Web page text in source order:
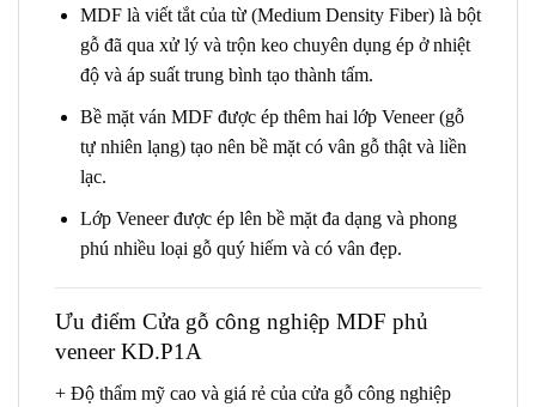
MDFlà viết tắt của từ (Medium Density Fiber) là bột
gỗ đã qua xử lý và trộn keo chuyên dụng ép ở nhiệt
độ và áp suất trung bình tạo thành tấm.
Bề mặt ván MDF được ép thêm hai lớp Veneer (gỗ
tự nhiên lạng) tạo nên bề mặt có vân gỗ thật và liền
lạc.
Lớp Veneer được ép lên bề mặt đa dạng và phong
phú nhiều loại gỗ quý hiếm và có vân đẹp.
Ưu điểm Cửa gỗ công nghiệp MDF phủ
veneer KD.P1A
+ Độ thẩm mỹ cao và giá rẻ của cửa gỗ công nghiệp